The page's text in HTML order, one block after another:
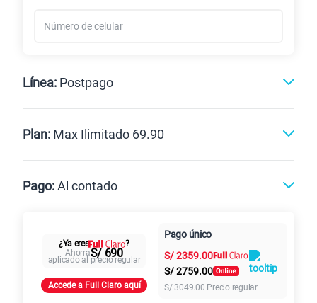
Línea: Postpago
Postpago
Plan: Max Ilimitado 69.90
Paga solo
125GBen alta velocidad
79.90
155 GBen alta velocidad
Pago:Al contado
Al contado Cuotas Claro
intereses
¿Ya eres
?
AhorraS/ 690
aplicado al precio regular
Accede a Full Claro aquí
Pago único
S/2359.00
S/2759.00
S/3049.00 Precio regular